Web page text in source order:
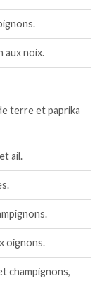
aux noix.
terre et paprika
ail.
oignons.
champignons,